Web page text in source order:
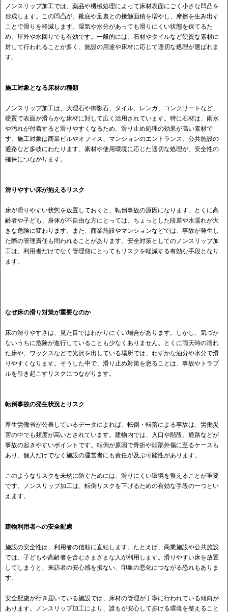
ノンスリップ加工では、薬品や機械処理によって床材表面にごく小さな凹凸を
形成します。この凹凸が、靴底や足裏との接触面積を増やし、摩擦を生み出す
ことで滑りを軽減します。湿気や水分があっても滑りにくい状態を保てるた
め、屋外や水回りでも有効です。一般的には、石材やタイルなど硬質な素材に
対して行われることが多く、施設の用途や床材に応じて適切な処理が選ばれま
す。
施工対象となる床材の種類
ノンスリップ加工は、大理石や御影石、タイル、レンガ、コンクリートなど、
硬質で表面が滑らかな床材に対して広く活用されています。特に石材は、雨水
や汚れが付着すると滑りやすくなるため、滑り止め処理の効果が高い素材で
す。施工対象は商業ビルやオフィス、マンションのエントランス、公共施設の
通路など多岐にわたります。素材や使用環境に応じた適切な処理が、安全性の
確保につながります。
滑りやすい床が抱えるリスク
床が滑りやすい状態を放置しておくと、転倒事故の原因になります。とくに高
齢者や子ども、身体が不自由な方にとっては、ちょっとした段差や水濡れが大
きな危険に変わります。また、商業施設やマンションなどでは、事故が発生し
た際の管理責任も問われることがあります。安全対策としてのノンスリップ加
工は、利用者だけでなく管理側にとってもリスクを軽減する有効な手段となり
ます。
なぜ床の滑り対策が重要なのか
床の滑りやすさは、見た目ではわかりにくい場合があります。しかし、気づか
ないうちに危険が進行していることも少なくありません。とくに雨天時の濡れ
た床や、ワックスなどで光沢を出している場所では、わずかな油分や水分で滑
りやすくなります。そうした中で、滑り止め対策を怠ることは、事故やトラブ
ルを引き起こすリスクにつながります。
転倒事故の発生状況とリスク
厚生労働省が公表しているデータによれば、転倒・転落による事故は、労働災
害の中でも頻度が高いとされています。建物内では、入口や階段、通路などが
事故の起きやすいポイントです。転倒が原因で骨折や頭部外傷に至るケースも
あり、個人だけでなく施設の運営者にも責任が及ぶ可能性があります。
このようなリスクを未然に防ぐためには、滑りにくい環境を整えることが重要
です。ノンスリップ加工は、転倒リスクを下げるための有効な手段の一つとい
えます。
建物利用者への安全配慮
施設の安全性は、利用者の信頼に直結します。たとえば、商業施設や公共施設
では、子どもや高齢者を含むさまざまな人が利用します。滑りやすい床を放置
してしまうと、来訪者の安心感を損ない、印象の悪化につながる恐れもありま
す。
安全配慮が行き届いている施設では、床材の管理が丁寧に行われている傾向が
あります。ノンスリップ加工により、誰もが安心して歩ける環境を整えること